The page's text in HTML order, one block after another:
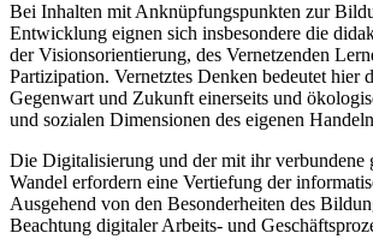
Bei Inhalten mit Anknüpfungspunkten zur
Entwicklung eignen sich insbesondere die
der Visionsorientierung, des Vernetzenden
Partizipation. Vernetztes Denken bedeutet hier
Gegenwart und Zukunft einerseits und
und sozialen Dimensionen des eigenen
Die Digitalisierung und der mit ihr verbundene
Wandel erfordern eine Vertiefung der
Ausgehend von den Besonderheiten des
Beachtung digitaler Arbeits- und